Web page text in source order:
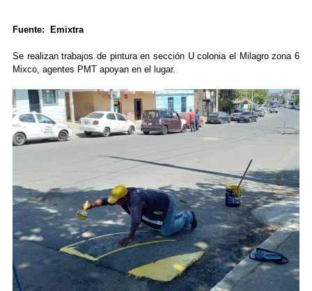
Fuente: Emixtra
Se realizan trabajos de pintura en sección U colonia el Milagro zona 6
Mixco, agentes PMT apoyan en el lugar.